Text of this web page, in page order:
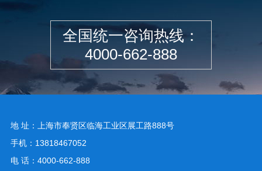
全国统一咨询热线：
4000-662-888
地 址：上海市奉贤区临海工业区展工路888号
手机：13818467052
电 话：4000-662-888